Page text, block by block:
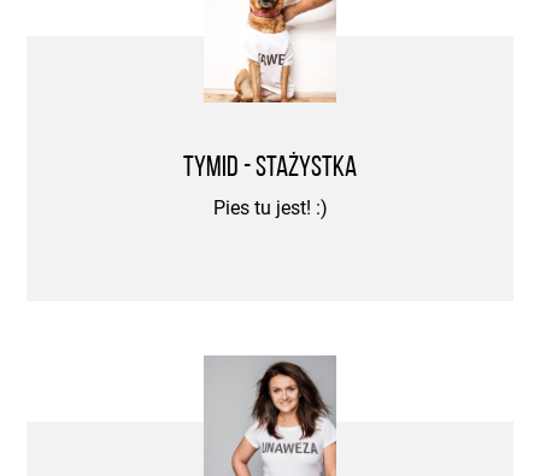
Tymid - stażystka
Pies tu jest! :)